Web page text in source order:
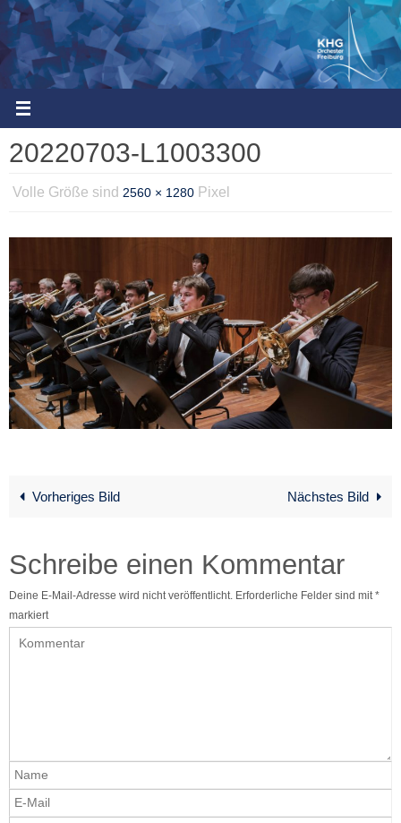
Zum
Inhalt
springen
20220703-L1003300
Volle Größe sind 2560 × 1280 Pixel
Vorheriges Bild Nächstes Bild
Schreibe einen Kommentar
Deine E-Mail-Adresse wird nicht veröffentlicht. Erforderliche Felder sind mit *
markiert